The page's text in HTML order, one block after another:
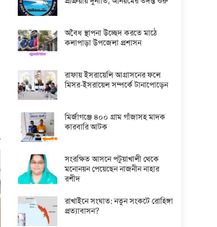
অবৈধ স্থাপনা উচ্ছেদ করতে মাঠে
কলাপাড়া উপজেলা প্রশাসন
রাফায় ইসরায়েলি আগ্রাসনের ফলে
মিসর-ইসরায়েল সম্পর্কে টানাপোড়েন
মির্জাগঞ্জে ৪০০ গ্রাম গাঁজাসহ মাদক
কারবারি আটক
সংরক্ষিত আসনে পটুয়াখালী থেকে
মনোনয়ন পেয়েছেন নাজনীন নাহার
রশীদ
রাখাইনে সংঘাত: নতুন সংকটে রোহিঙ্গা
প্রত্যাবাসন?